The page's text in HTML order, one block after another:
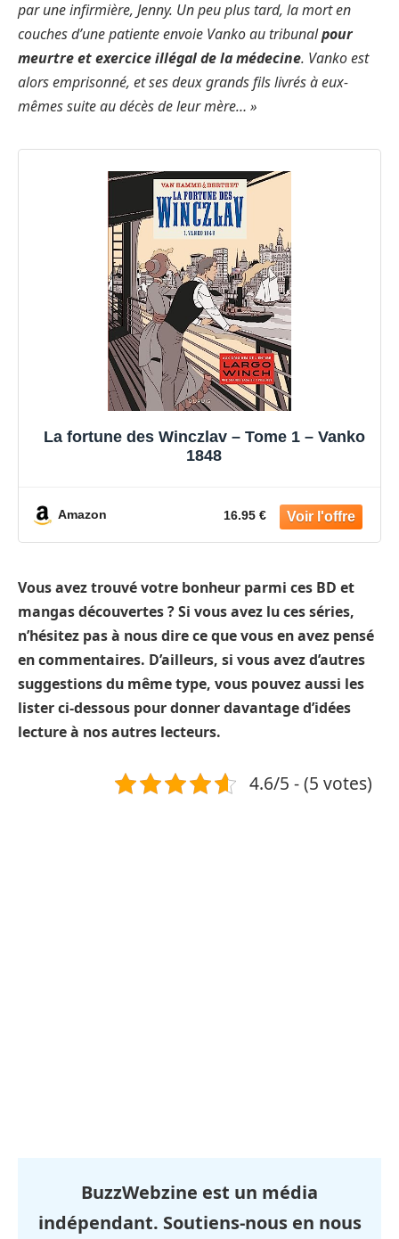
par une infirmière, Jenny. Un peu plus tard, la mort en
couches d’une patiente envoie Vanko au tribunalpour
meurtre et exercice illégal de la médecine. Vanko est
alors emprisonné, et ses deux grands fils livrés à eux-
mêmes suite au décès de leur mère… »
La fortune des Winczlav – Tome 1 – Vanko
1848
Amazon 16.95 €
Vous avez trouvé votre bonheur parmi ces BD et
mangas découvertes ? Si vous avez lu ces séries,
n’hésitez pas à nous dire ce que vous en avez pensé
en commentaires. D’ailleurs, si vous avez d’autres
suggestions du même type, vous pouvez aussi les
lister ci-dessous pour donner davantage d’idées
lecture à nos autres lecteurs.
4.6/5 - (5 votes)
BuzzWebzine est un média
indépendant. Soutiens-nous en nous